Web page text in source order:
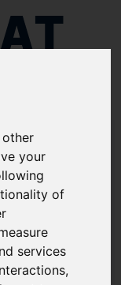
other
your
of
services
,
ЦИЛІНДРА 63-